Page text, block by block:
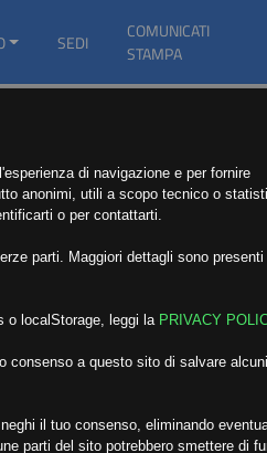
SEDI
COMUNICATI
STAMPA
di navigazione e per fornire
anonimi, utili a scopo tecnico o
o per contattarti.
parti. Maggiori dettagli sono
o localStorage, leggi la PRIVACY
consenso a questo sito di salvare
neghi il tuo consenso, eliminando
parti del sito potrebbero smettere di